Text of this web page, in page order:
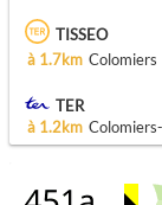
TISSEO
à 1.7km Colomiers
TER
à 1.2km